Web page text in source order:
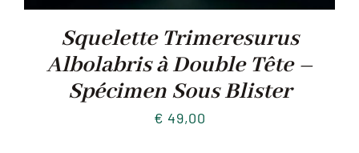
Squelette Trimeresurus
Albolabris à Double Tête –
Spécimen Sous Blister
€ 49,00